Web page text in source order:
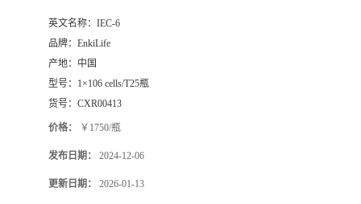
英文名称： IEC-6
品牌： EnkiLife
产地： 中国
型号： 1×106 cells/T25瓶
货号： CXR00413
价格： ￥1750/瓶
发布日期： 2024-12-06
更新日期： 2026-01-13